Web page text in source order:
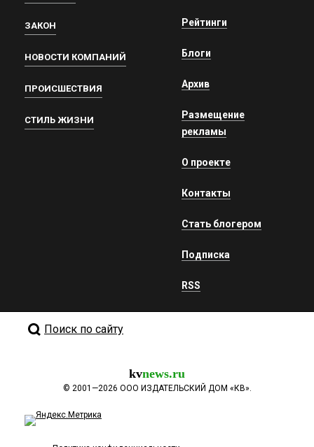
ЗАКОН
НОВОСТИ КОМПАНИЙ
ПРОИСШЕСТВИЯ
СТИЛЬ ЖИЗНИ
Рейтинги
Блоги
Архив
Размещение
рекламы
О проекте
Контакты
Стать блогером
Подписка
RSS
Поиск по сайту
kvnews.ru
© 2001—2026 ООО ИЗДАТЕЛЬСКИЙ ДОМ «КВ».